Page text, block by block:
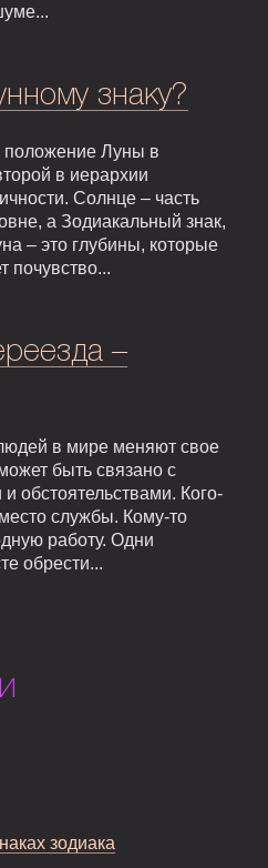
знаку?
положение Луны в
в иерархии
Солнце – часть
а Зодиакальный знак,
– это глубины, которые
почувство...
–
в мире меняют свое
быть связано с
обстоятельствами. Кого-
службы. Кому-то
работу. Одни
обрести...
зодиака